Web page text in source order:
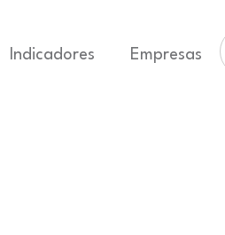
Indicadores Empresas